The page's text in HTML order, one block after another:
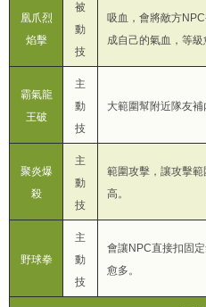
凰爪烈
焰擊
被
動
技
吸血，會將敵方
成自己的氣血，等級
霸氣龍
王破
主
動
技
大範圍幫附近隊友補
聚炎爆
殺
主
動
技
範圍攻擊，讓攻擊
高。
野球拳
主
動
技
會讓NPC直接扣固
愈多。